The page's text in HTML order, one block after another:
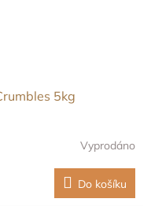
5kg
Vyprodáno
Do košíku